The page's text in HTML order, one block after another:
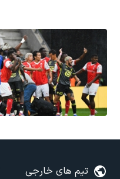
تیم های خارجی